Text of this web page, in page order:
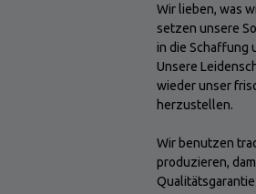
Wir lieben, was
setzen unsere
in die Schaffung
Unsere
wieder unser
herzustellen.
Wir benutzen
produzieren,